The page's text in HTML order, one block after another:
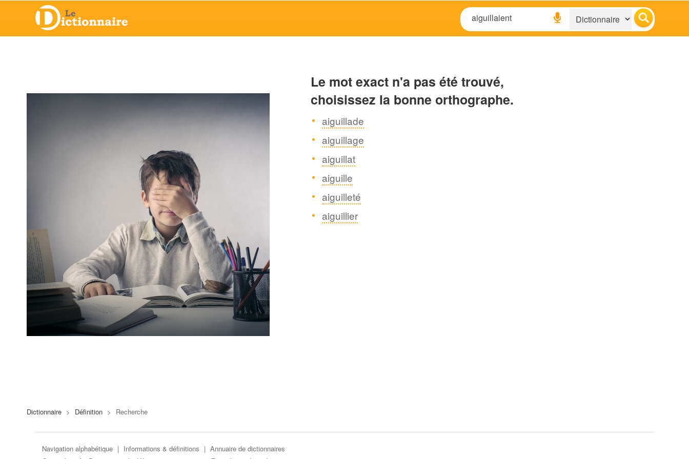
Le mot exact n'a pas été trouvé,
choisissez la bonne orthographe.
aiguillade
aiguillage
aiguillat
aiguille
aiguilleté
aiguillier
Dictionnaire > Définition > Recherche
Navigation alphabétique | Informations & définitions | Annuaire de dictionnaires